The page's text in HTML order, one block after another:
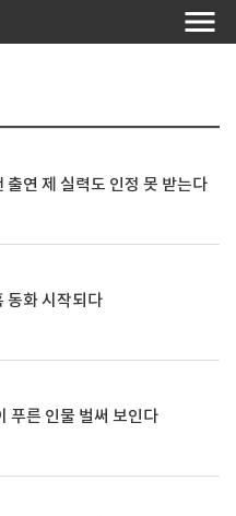
출연 제 실력도 인정 못 받는다
동화 시작되다
푸른 인물 벌써 보인다